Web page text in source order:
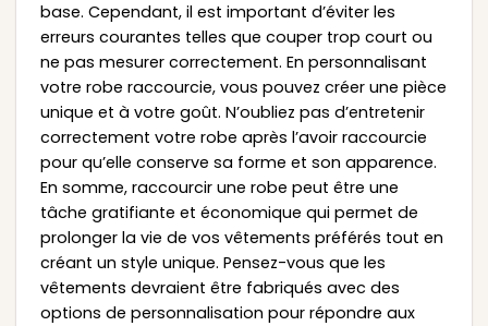
base. Cependant, il est important d’éviter les
erreurs courantes telles que couper trop court ou
ne pas mesurer correctement. En personnalisant
votre robe raccourcie, vous pouvez créer une pièce
unique et à votre goût. N’oubliez pas d’entretenir
correctement votre robe après l’avoir raccourcie
pour qu’elle conserve sa forme et son apparence.
En somme, raccourcir une robe peut être une
tâche gratifiante et économique qui permet de
prolonger la vie de vos vêtements préférés tout en
créant un style unique. Pensez-vous que les
vêtements devraient être fabriqués avec des
options de personnalisation pour répondre aux